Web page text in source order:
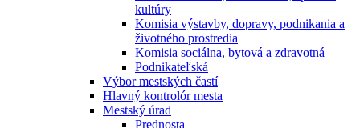
kultúry
Komisia výstavby, dopravy, podnikania a
životného prostredia
Komisia sociálna, bytová a zdravotná
Podnikateľská
Výbor mestských častí
Hlavný kontrolór mesta
Mestský úrad
Prednosta